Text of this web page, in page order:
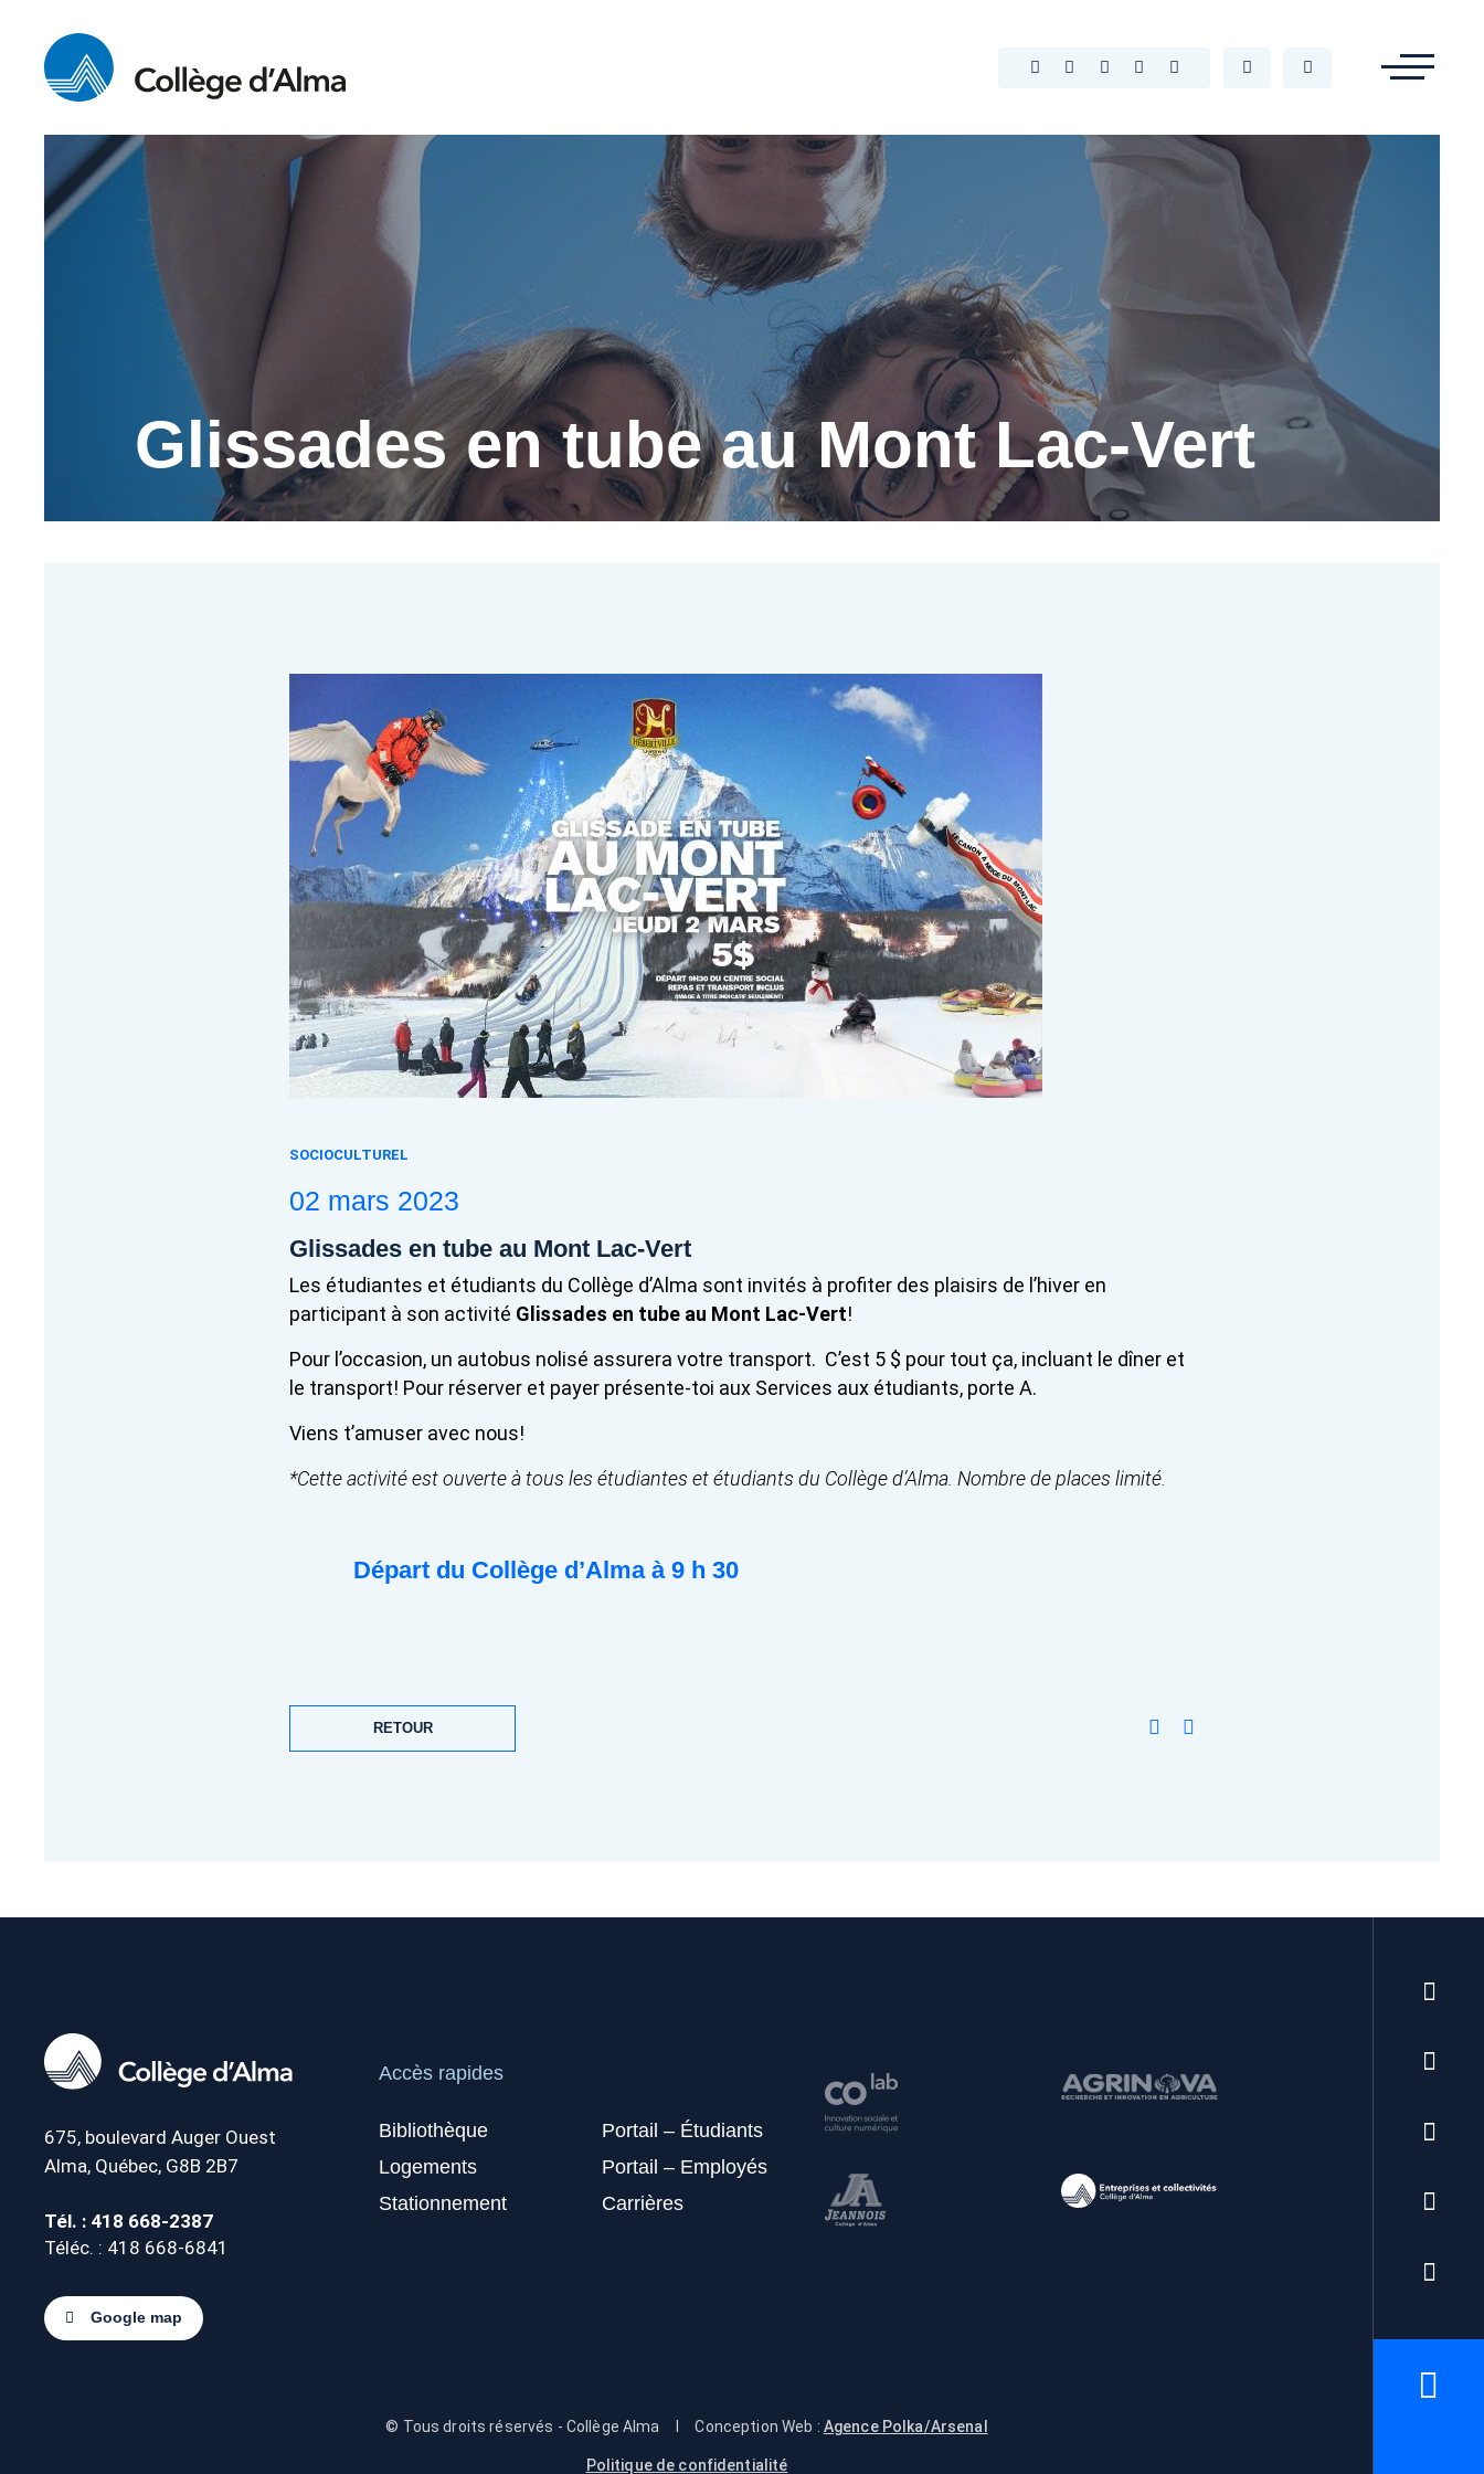
Glissades en tube au Mont Lac-Vert
SOCIOCULTUREL
02 mars 2023
Glissades en tube au Mont Lac-Vert
Les étudiantes et étudiants du Collège d’Alma sont invités à profiter des plaisirs de l’hiver en
participant à son activité Glissades en tube au Mont Lac-Vert!
Pour l’occasion, un autobus nolisé assurera votre transport. C’est 5 $ pour tout ça, incluant le dîner et
le transport! Pour réserver et payer présente-toi aux Services aux étudiants, porte A.
Viens t’amuser avec nous!
*Cette activité est ouverte à tous les étudiantes et étudiants du Collège d’Alma. Nombre de places limité.
Départ du Collège d’Alma à 9 h 30
RETOUR
675, boulevard Auger Ouest
Alma, Québec, G8B 2B7
Tél. : 418 668-2387
Téléc. : 418 668-6841
Google map
Accès rapides
Bibliothèque
Logements
Stationnement
Portail – Étudiants
Portail – Employés
Carrières
© Tous droits réservés - Collège Alma Conception Web : Agence Polka/Arsenal
Politique de confidentialité